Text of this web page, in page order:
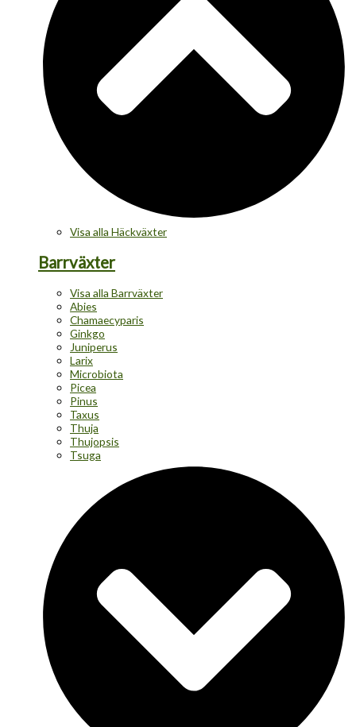
Visa alla Häckväxter
Barrväxter
Visa alla Barrväxter
Abies
Chamaecyparis
Ginkgo
Juniperus
Larix
Microbiota
Picea
Pinus
Taxus
Thuja
Thujopsis
Tsuga